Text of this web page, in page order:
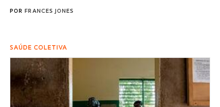
POR FRANCES JONES
SAÚDE COLETIVA